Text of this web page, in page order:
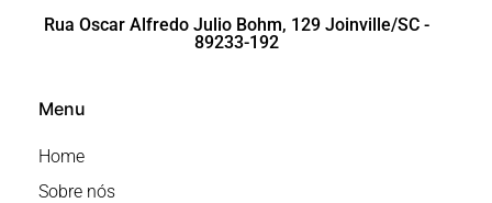
Rua Oscar Alfredo Julio Bohm, 129 Joinville/SC -
89233-192
Menu
Home
Sobre nós